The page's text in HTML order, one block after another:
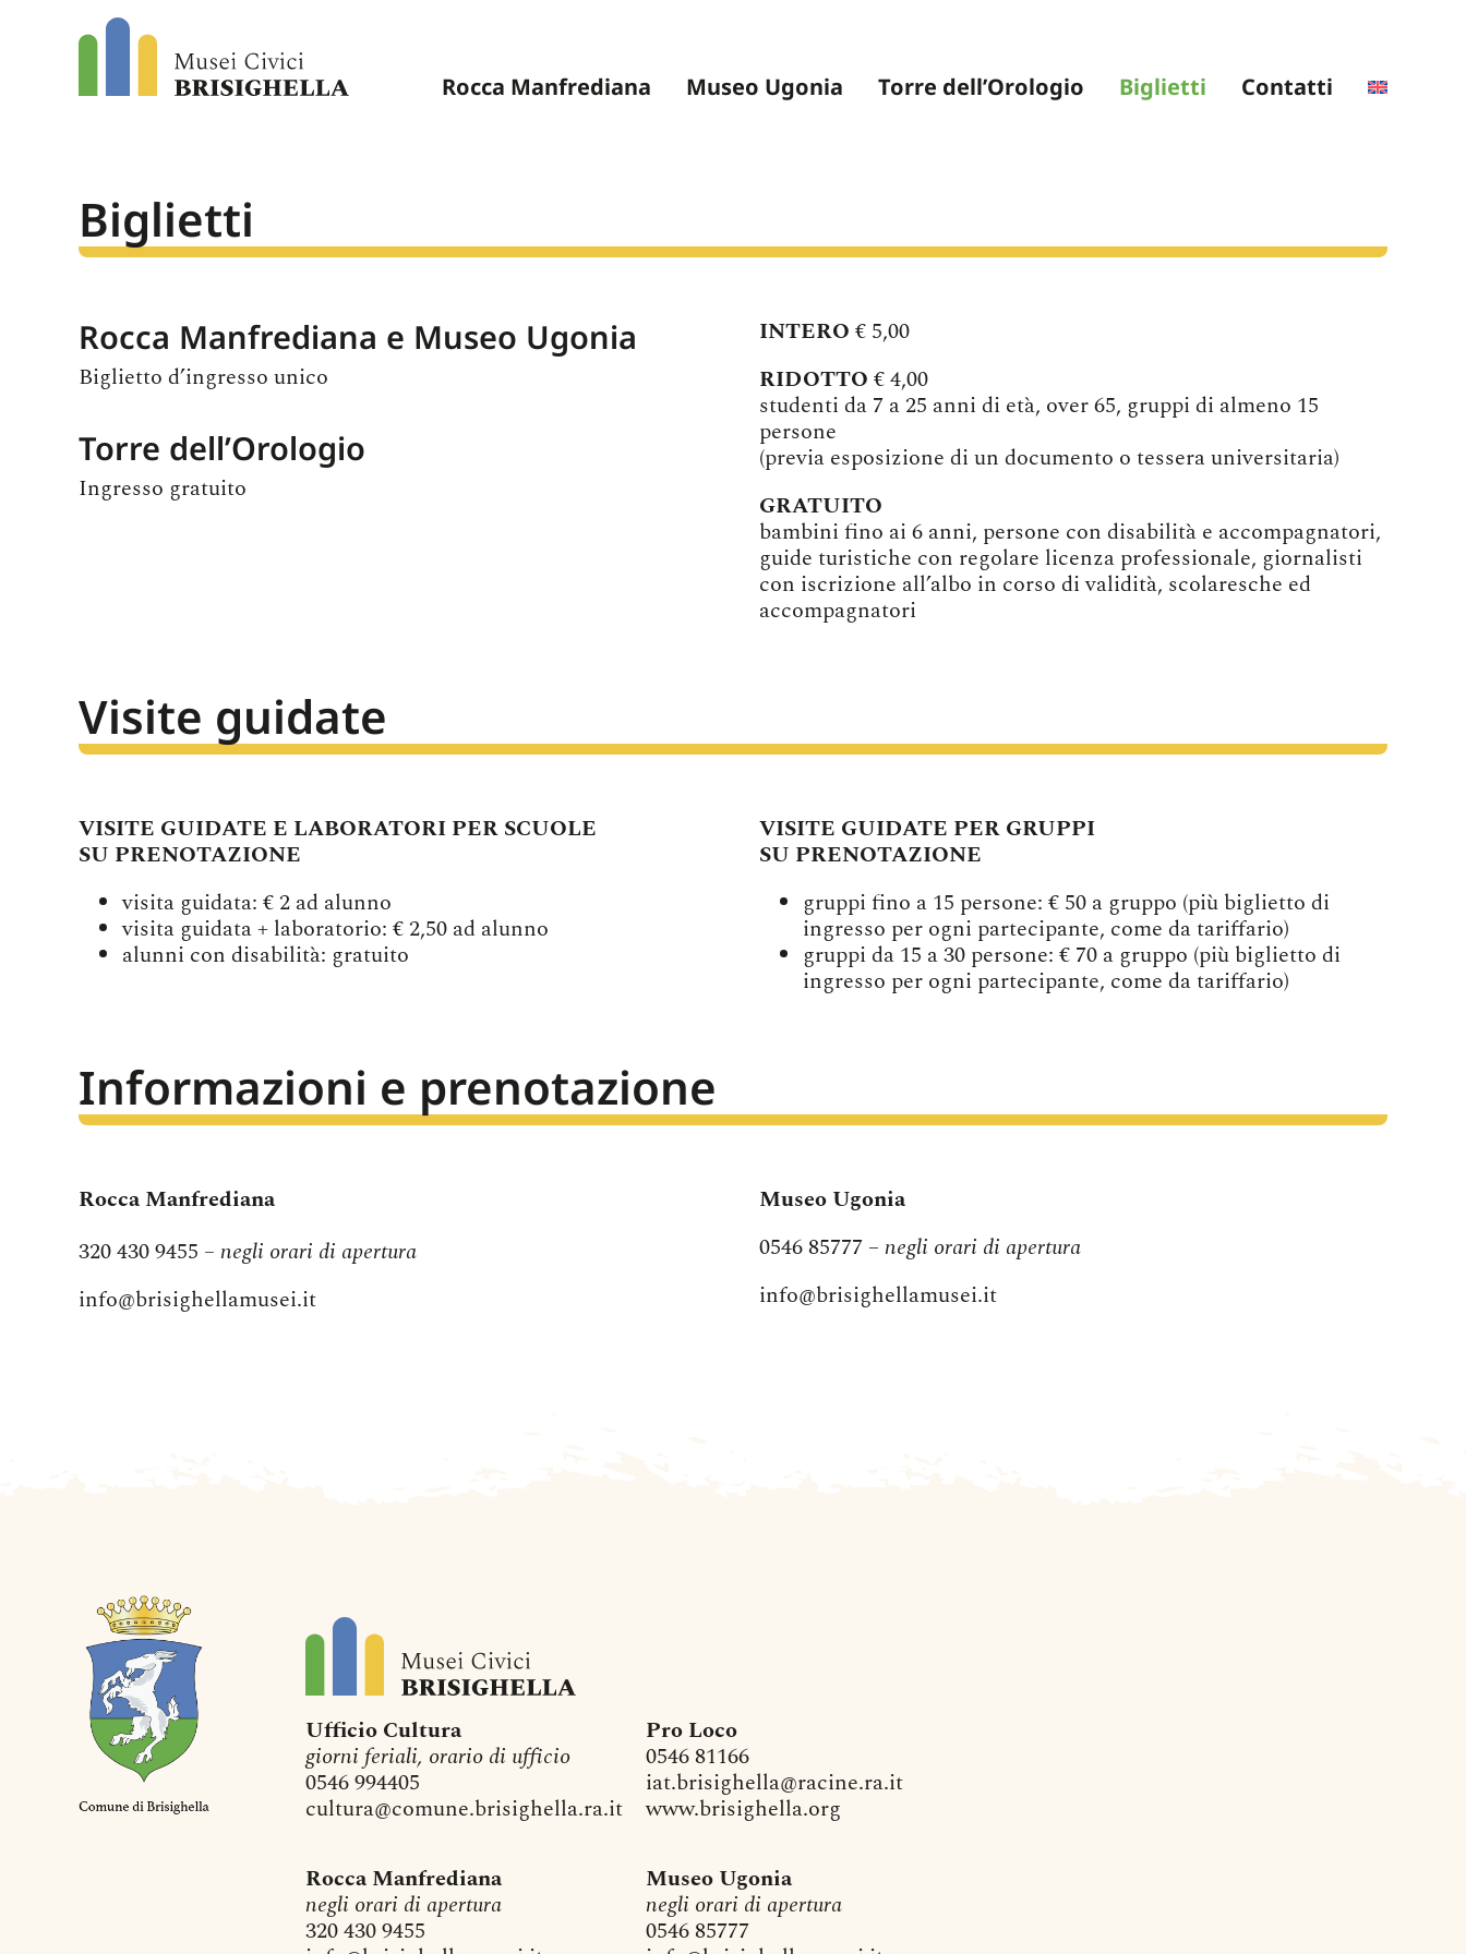
Rocca Manfrediana Museo Ugonia Torre dell’Orologio Biglietti Contatti
Biglietti
Rocca Manfrediana e Museo Ugonia
Biglietto d’ingresso unico
Torre dell’Orologio
Ingresso gratuito
INTERO € 5,00
RIDOTTO € 4,00
studenti da 7 a 25 anni di età, over 65, gruppi di almeno 15
persone
(previa esposizione di un documento o tessera universitaria)
GRATUITO
bambini fino ai 6 anni, persone con disabilità e accompagnatori,
guide turistiche con regolare licenza professionale, giornalisti
con iscrizione all’albo in corso di validità, scolaresche ed
accompagnatori
Visite guidate
VISITE GUIDATE E LABORATORI PER SCUOLE
SU PRENOTAZIONE
visita guidata: € 2 ad alunno
visita guidata + laboratorio: € 2,50 ad alunno
alunni con disabilità: gratuito
VISITE GUIDATE PER GRUPPI
SU PRENOTAZIONE
gruppi fino a 15 persone: € 50 a gruppo (più biglietto di
ingresso per ogni partecipante, come da tariffario)
gruppi da 15 a 30 persone: € 70 a gruppo (più biglietto di
ingresso per ogni partecipante, come da tariffario)
Informazioni e prenotazione
Rocca Manfrediana
320 430 9455 – negli orari di apertura
info@brisighellamusei.it
Museo Ugonia
0546 85777 – negli orari di apertura
info@brisighellamusei.it
Ufficio Cultura
giorni feriali, orario di ufficio
0546 994405
cultura@comune.brisighella.ra.it
Rocca Manfrediana
negli orari di apertura
320 430 9455
Pro Loco
0546 81166
iat.brisighella@racine.ra.it
www.brisighella.org
Museo Ugonia
negli orari di apertura
0546 85777